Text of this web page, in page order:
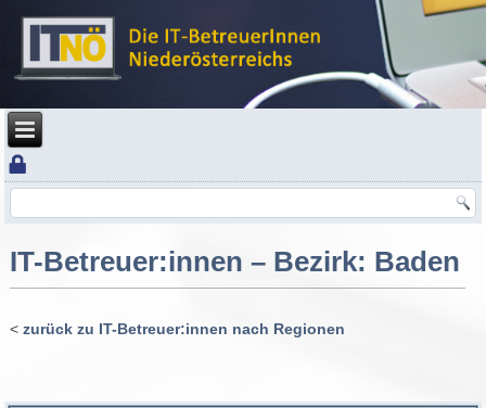
IT-Betreuer:innen – Bezirk: Baden
<zurück zu IT-Betreuer:innen nach Regionen